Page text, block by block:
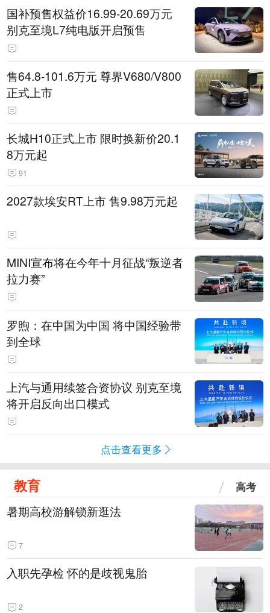
国补预售权益价16.99-20.69万元
别克至境L7纯电版开启预售
售64.8-101.6万元 尊界V680/V800
正式上市
长城H10正式上市 限时换新价20.1
8万元起
91
2027款埃安RT上市 售9.98万元起
MINI宣布将在今年十月征战“叛逆者
拉力赛”
罗煦：在中国为中国 将中国经验带
到全球
上汽与通用续签合资协议 别克至境
将开启反向出口模式
点击查看更多
教育 高考
暑期高校游解锁新逛法
7
入职先孕检 怀的是歧视鬼胎
2